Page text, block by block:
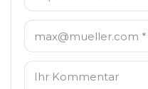
E-Mail: *
Kommentar: *